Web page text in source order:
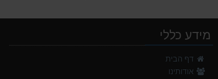
מידע כללי
דף הבית
אודותינו